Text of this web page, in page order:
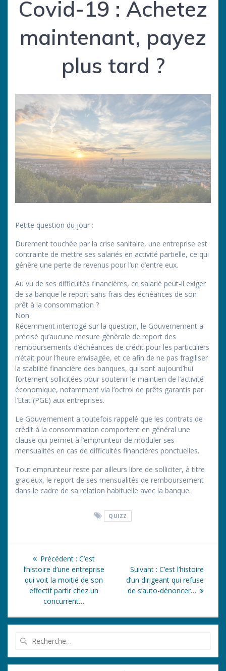
Covid-19 : Achetez
maintenant, payez
plus tard ?
Petite question du jour :
Durement touchée par la crise sanitaire, une entreprise est
contrainte de mettre ses salariés en activité partielle, ce qui
génère une perte de revenus pour l’un d’entre eux.
Au vu de ses difficultés financières, ce salarié peut-il exiger
de sa banque le report sans frais des échéances de son
prêt à la consommation ?
Non
Récemment interrogé sur la question, le Gouvernement a
précisé qu’aucune mesure générale de report des
remboursements d’échéances de crédit pour les particuliers
n’était pour l’heure envisagée, et ce afin de ne pas fragiliser
la stabilité financière des banques, qui sont aujourd’hui
fortement sollicitées pour soutenir le maintien de l’activité
économique, notamment via l’octroi de prêts garantis par
l’Etat (PGE) aux entreprises.
Le Gouvernement a toutefois rappelé que les contrats de
crédit à la consommation comportent en général une
clause qui permet à l’emprunteur de moduler ses
mensualités en cas de difficultés financières ponctuelles.
Tout emprunteur reste par ailleurs libre de solliciter, à titre
gracieux, le report de ses mensualités de remboursement
dans le cadre de sa relation habituelle avec la banque.
QUIZZ
Navigation
de
l’article
Précédent : Article
précédent
C’est
l’histoire d’une entreprise
qui voit la moitié de son
effectif partir chez un
concurrent…
Suivant : Article
suivant
:
C’est l’histoire
d’un dirigeant qui refuse
de s’auto-dénoncer…
: